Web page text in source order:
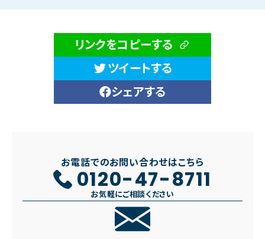
リンクをコピーする
ツイートする
シェアする
お電話でのお問い合わせはこちら
0120-47-8711
お気軽にご相談ください